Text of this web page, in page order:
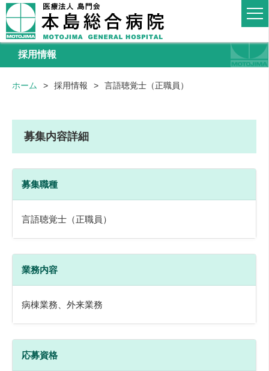
採用情報
ホーム 採用情報 言語聴覚士（正職員）
募集内容詳細
募集職種
言語聴覚士（正職員）
業務内容
病棟業務、外来業務
応募資格